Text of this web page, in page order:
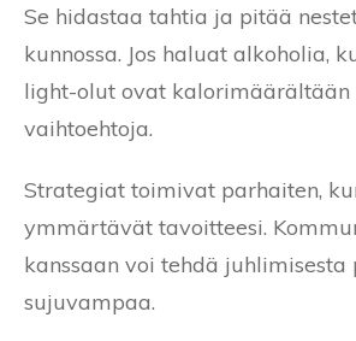
Se hidastaa tahtia ja pitää
kunnossa. Jos haluat alkoholia,
light-olut ovat
vaihtoehtoja.
Strategiat toimivat parhaiten,
ymmärtävät tavoitteesi.
kanssaan voi tehdä juhlimisesta
sujuvampaa.